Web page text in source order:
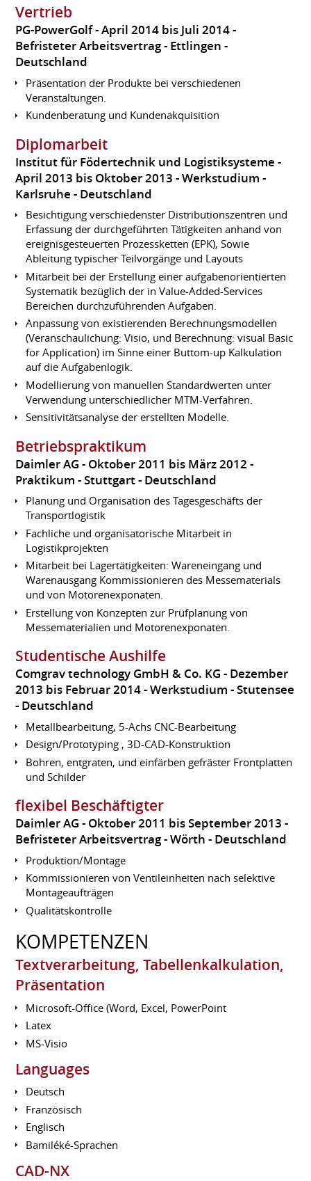
Vertrieb
PG-PowerGolf April 2014 bis Juli 2014
Befristeter Arbeitsvertrag
Ettlingen
Deutschland
Präsentation der Produkte bei verschiedenen
Veranstaltungen.
Kundenberatung und Kundenakquisition
Diplomarbeit
Institut für Födertechnik und Logistiksysteme
April 2013 bis Oktober 2013 Werkstudium
Karlsruhe
Deutschland
Besichtigung verschiedenster Distributionszentren und
Erfassung der durchgeführten Tätigkeiten anhand von
ereignisgesteuerten Prozessketten (EPK), Sowie
Ableitung typischer Teilvorgänge und Layouts
Mitarbeit bei der Erstellung einer aufgabenorientierten
Systematik bezüglich der in Value-Added-Services
Bereichen durchzuführenden Aufgaben.
Anpassung von existierenden Berechnungsmodellen
(Veranschaulichung: Visio, und Berechnung: visual Basic
for Application) im Sinne einer Buttom-up Kalkulation
auf die Aufgabenlogik.
Modellierung von manuellen Standardwerten unter
Verwendung unterschiedlicher MTM-Verfahren.
Sensitivitätsanalyse der erstellten Modelle.
Betriebspraktikum
Daimler AG
Oktober 2011 bis März 2012
Praktikum
Stuttgart Deutschland
Planung und Organisation des Tagesgeschäfts der
Transportlogistik
Fachliche und organisatorische Mitarbeit in
Logistikprojekten
Mitarbeit bei Lagertätigkeiten: Wareneingang und
Warenausgang Kommissionieren des Messematerials
und von Motorenexponaten.
Erstellung von Konzepten zur Prüfplanung von
Messematerialien und Motorenexponaten.
Studentische Aushilfe
Comgrav technology GmbH & Co. KG
Dezember
2013 bis Februar 2014 Werkstudium
Stutensee
Deutschland
Metallbearbeitung, 5-Achs CNC-Bearbeitung
Design/Prototyping , 3D-CAD-Konstruktion
Bohren, entgraten, und einfärben gefräster Frontplatten
und Schilder
flexibel Beschäftigter
Daimler AG
Oktober 2011 bis September 2013
Befristeter Arbeitsvertrag Wörth Deutschland
Produktion/Montage
Kommissionieren von Ventileinheiten nach selektive
Montageaufträgen
Qualitätskontrolle
KOMPETENZEN
Textverarbeitung, Tabellenkalkulation,
Präsentation
Microsoft-Office (Word, Excel, PowerPoint
Latex
MS-Visio
Languages
Deutsch
Französisch
Englisch
Bamiléké-Sprachen
CAD-NX